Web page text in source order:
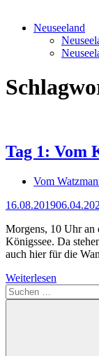
Neuseeland
Tag 1: Vom
Vom
16.08.2019
Morgens, 10 Uhr an
Königssee. Da
auch hier für die
Weiterlesen
Suchen
nach: